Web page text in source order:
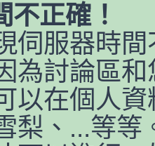
不正確！
伺服器時
為討論區
以在個人
梨、...等